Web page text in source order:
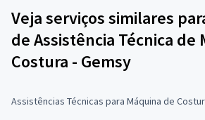
Veja serviços similares
de Assistência Técnica de
Costura - Gemsy
Assistências Técnicas para Máquina de